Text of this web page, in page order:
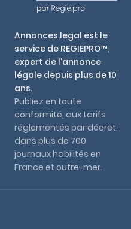
Annonces.legal est le
service de REGIEPRO™,
expert de l'annonce
légale depuis plus de 10
ans.
Publiez en toute
conformité, aux tarifs
réglementés par décret,
dans plus de 700
journaux habilités en
France et outre-mer.